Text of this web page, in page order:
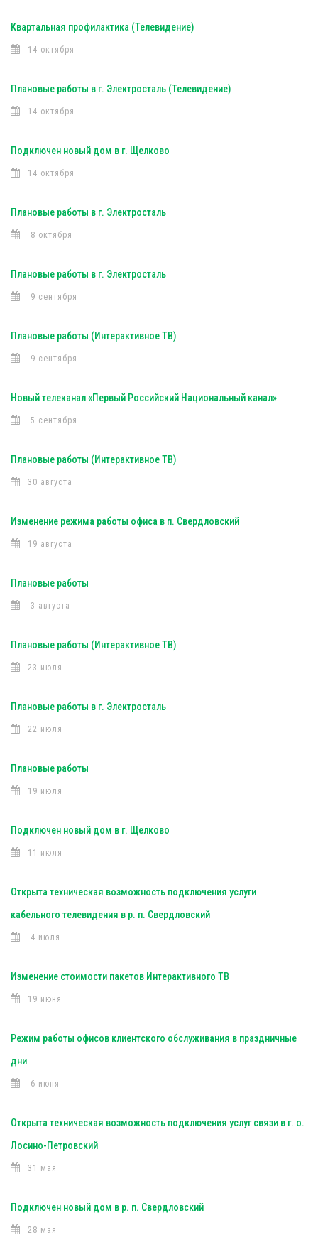
Квартальная профилактика (Телевидение)
14 октября
Плановые работы в г. Электросталь (Телевидение)
14 октября
Подключен новый дом в г. Щелково
14 октября
Плановые работы в г. Электросталь
8 октября
Плановые работы в г. Электросталь
9 сентября
Плановые работы (Интерактивное ТВ)
9 сентября
Новый телеканал «Первый Российский Национальный канал»
5 сентября
Плановые работы (Интерактивное ТВ)
30 августа
Изменение режима работы офиса в п. Свердловский
19 августа
Плановые работы
3 августа
Плановые работы (Интерактивное ТВ)
23 июля
Плановые работы в г. Электросталь
22 июля
Плановые работы
19 июля
Подключен новый дом в г. Щелково
11 июля
Открыта техническая возможность подключения услуги
кабельного телевидения в р. п. Свердловский
4 июля
Изменение стоимости пакетов Интерактивного ТВ
19 июня
Режим работы офисов клиентского обслуживания в праздничные
дни
6 июня
Открыта техническая возможность подключения услуг связи в г. о.
Лосино-Петровский
31 мая
Подключен новый дом в р. п. Свердловский
28 мая